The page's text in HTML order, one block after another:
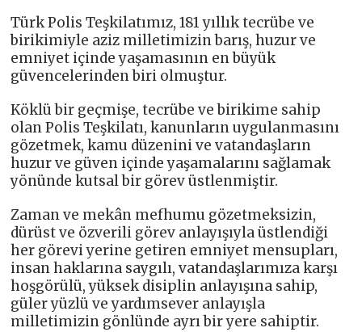
Türk Polis Teşkilatımız, 181 yıllık tecrübe ve
birikimiyle aziz milletimizin barış, huzur ve
emniyet içinde yaşamasının en büyük
güvencelerinden biri olmuştur.
Köklü bir geçmişe, tecrübe ve birikime sahip
olan Polis Teşkilatı, kanunların uygulanmasını
gözetmek, kamu düzenini ve vatandaşların
huzur ve güven içinde yaşamalarını sağlamak
yönünde kutsal bir görev üstlenmiştir.
Zaman ve mekân mefhumu gözetmeksizin,
dürüst ve özverili görev anlayışıyla üstlendiği
her görevi yerine getiren emniyet mensupları,
insan haklarına saygılı, vatandaşlarımıza karşı
hoşgörülü, yüksek disiplin anlayışına sahip,
güler yüzlü ve yardımsever anlayışla
milletimizin gönlünde ayrı bir yere sahiptir.